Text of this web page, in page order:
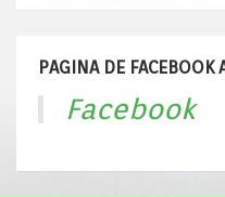
PAGINA DE FACEBOOK
Facebook